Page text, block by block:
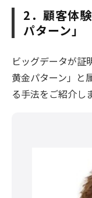
2．顧客体
パターン」
ビッグデータが証
黄金パターン」と
る手法をご紹介し